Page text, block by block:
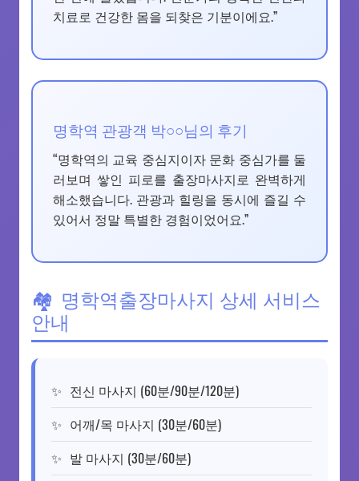
치료로 건강한 몸을 되찾은 기분이에요.”
명학역 관광객 박○○님의 후기
“명학역의 교육 중심지이자 문화 중심가를 둘
러보며 쌓인 피로를 출장마사지로 완벽하게
해소했습니다. 관광과 힐링을 동시에 즐길 수
있어서 정말 특별한 경험이었어요.”
명학역출장마사지 상세 서비스
안내
전신 마사지 (60분/90분/120분)
어깨/목 마사지 (30분/60분)
발 마사지 (30분/60분)